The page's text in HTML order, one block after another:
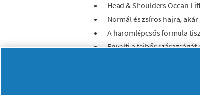
Head & Shoulders Ocean
Normál és zsíros hajra,
A háromlépcsős formula
Enyhíti a fejbőr